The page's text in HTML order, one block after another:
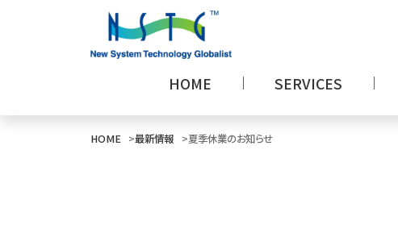
HOME SERVICES
HOME 最新情報 夏季休業のお知らせ